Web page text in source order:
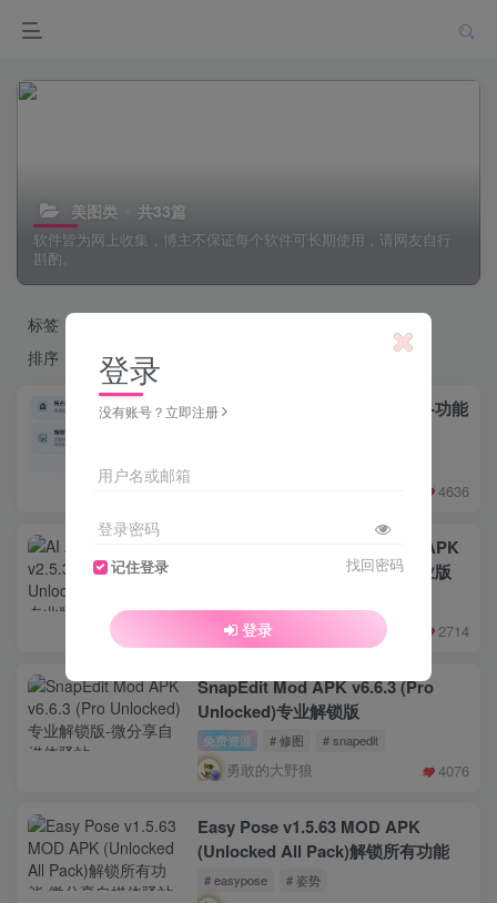
美图类 共33篇
软件皆为网上收集，博主不保证每个软件可长期使用，请网友自行
斟酌。
标签
DJ
排序
更新 浏览
ImageToolbox图片工具箱 2.7.1-功能
4636
AI Art Generator v2.5.3 MOD APK
(Pro Unlocked)|AI绘画解锁专业版
勇敢的大野狼 2714
SnapEdit Mod APK v6.6.3 (Pro
Unlocked)专业解锁版
免费资源 # 修图 # snapedit
勇敢的大野狼 4076
Easy Pose v1.5.63 MOD APK
(Unlocked All Pack)解锁所有功能
# easypose # 姿势
登录
没有账号？立即注册
用户名或邮箱
登录密码
记住登录 找回密码
登录